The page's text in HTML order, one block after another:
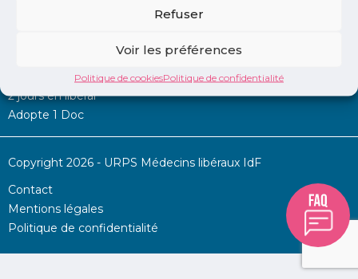
Refuser
Voir les préférences
Politique de cookiesPolitique de confidentialité
Permanence d’aide à l’installation
2 jours en libéral
Adopte 1 Doc
Copyright 2026 - URPS Médecins libéraux IdF
Contact
Mentions légales
Politique de confidentialité